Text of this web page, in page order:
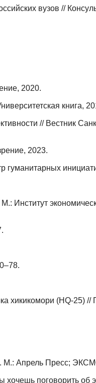
вузов //
2020.
книга,
// Вестник
2023.
Институт
хикикомори (HQ-25)
М.: Апрель Пресс;
хочешь поговорить об